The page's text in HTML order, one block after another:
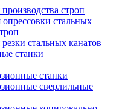
строп
стальных
стальных канатов
станки
станки
сверлильные